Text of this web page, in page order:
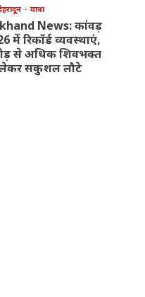
यात्रा
News: कांवड़
में रिकॉर्ड व्यवस्थाएं,
से अधिक शिवभक्त
सकुशल लौटे